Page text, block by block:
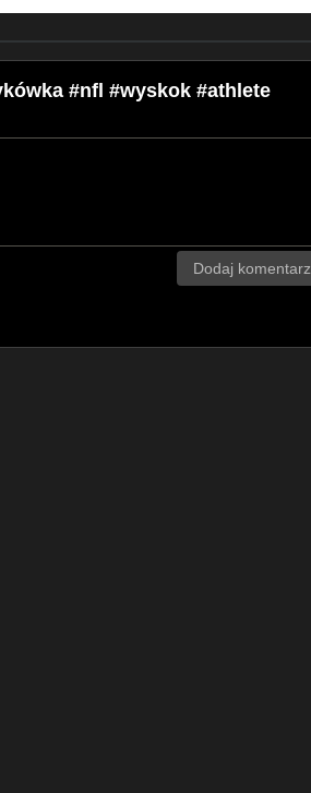
#nfl #wyskok #athlete
Dodaj komentarz